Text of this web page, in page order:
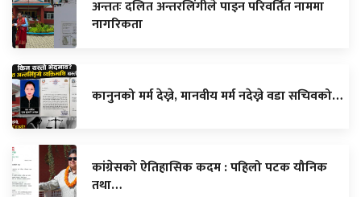
अन्ततः दलित अन्तरलिंगीले पाइन परिवर्तित नाममा
नागरिकता
कानुनको मर्म देख्ने, मानवीय मर्म नदेख्ने वडा सचिवको…
कांग्रेसको ऐतिहासिक कदम : पहिलो पटक यौनिक
तथा…